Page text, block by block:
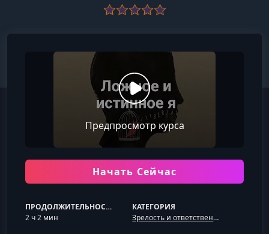
Предпросмотр курса
Начать Сейчас
ПРОДОЛЖИТЕЛЬНОСТЬ
2 ч 2 мин
КАТЕГОРИЯ
Зрелость и ответственность за свою жизнь